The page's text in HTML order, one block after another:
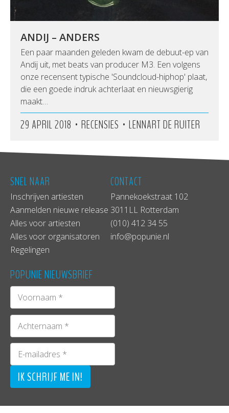
ANDIJ – ANDERS
Een paar maanden geleden kwam de debuut-ep van
Andij uit, met beats van producer M3. Een volgens
onze recensent typische 'Soundcloud-hiphop' plaat,
die een goede indruk achterlaat en nieuwsgierig
maakt…
29 APRIL 2018 • RECENSIES • LENNART DE RUITER
SNEL NAAR
Inschrijven artiesten
Aanmelden nieuwe release
Alles voor artiesten
Alles voor organisatoren
Regelingen
CONTACT
Pannekoekstraat 102
3011LL Rotterdam
(010) 412 34 55
info@popunie.nl
POPUNIE NIEUWSBRIEF